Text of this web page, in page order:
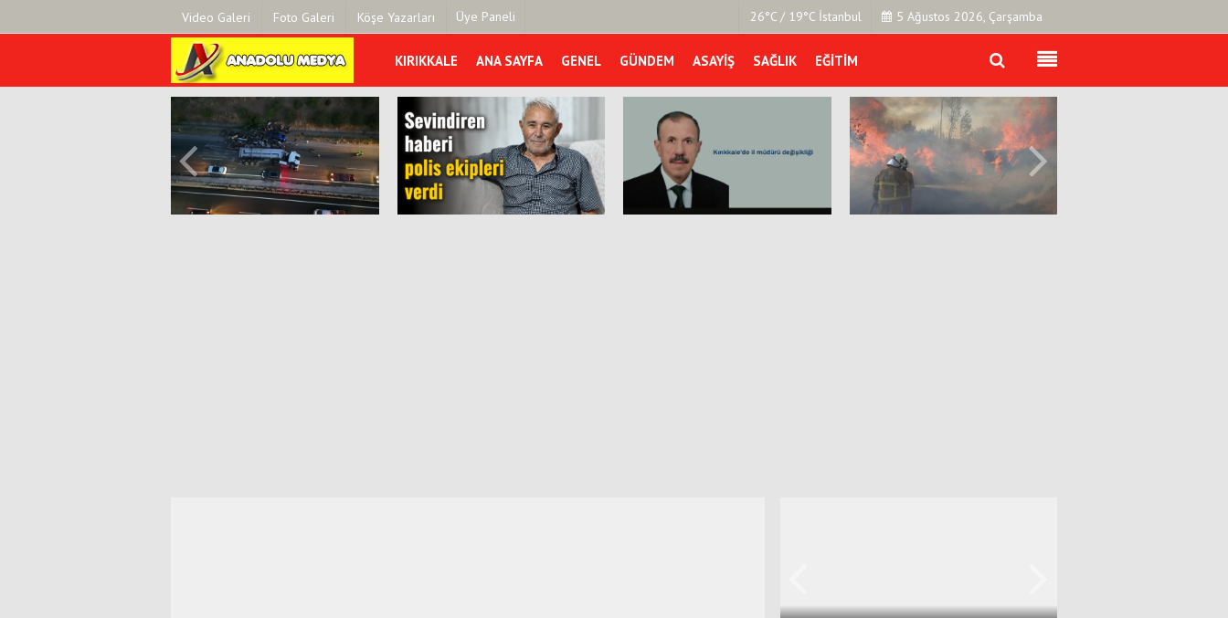
Video Galeri Foto Galeri Köşe Yazarları Üye Paneli 26°C / 19°C İstanbul 5 Ağustos 2026, Çarşamba
KIRIKKALE ANA SAYFA GENEL GÜNDEM ASAYIŞ SAĞLIK EĞITIM
Hava Durumu
Gazete Manşetleri
Anketler
Biyografiler
Köşe Yazarları
Video Galeri
Foto Galeri
Künye
İletişim
Çerez Politikası
Gizlilik İlkeleri